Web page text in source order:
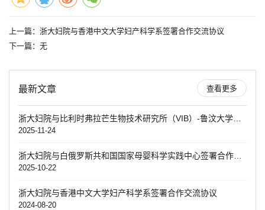
上一篇： 浙大妇院与香港中文大学妇产科学系签署合作交流协议
下一篇：无
最新文章 查看更多
2025-11-24
2025-10-22
浙大妇院与香港中文大学妇产科学系签署合作交流协议
2024-08-20